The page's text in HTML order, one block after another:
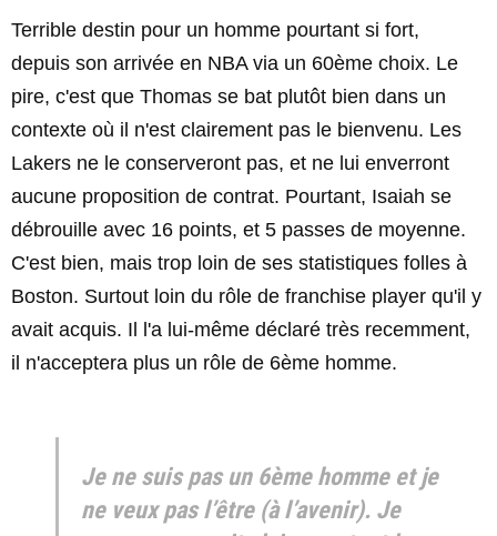
Terrible destin pour un homme pourtant si fort,
depuis son arrivée en NBA via un 60ème choix. Le
pire, c'est que Thomas se bat plutôt bien dans un
contexte où il n'est clairement pas le bienvenu. Les
Lakers ne le conserveront pas, et ne lui enverront
aucune proposition de contrat. Pourtant, Isaiah se
débrouille avec 16 points, et 5 passes de moyenne.
C'est bien, mais trop loin de ses statistiques folles à
Boston. Surtout loin du rôle de franchise player qu'il y
avait acquis. Il l'a lui-même déclaré très recemment,
il n'acceptera plus un rôle de 6ème homme.
Je ne suis pas un 6ème homme et je
ne veux pas l’être (à l’avenir). Je